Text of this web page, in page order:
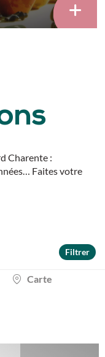
Charente :
Faites votre
Filtrer
Carte